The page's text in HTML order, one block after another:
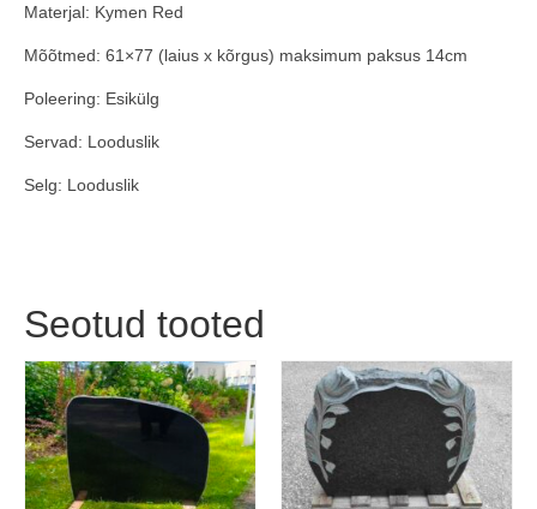
Materjal: Kymen Red
Mõõtmed: 61×77 (laius x kõrgus) maksimum paksus 14cm
Poleering: Esikülg
Servad: Looduslik
Selg: Looduslik
Seotud tooted